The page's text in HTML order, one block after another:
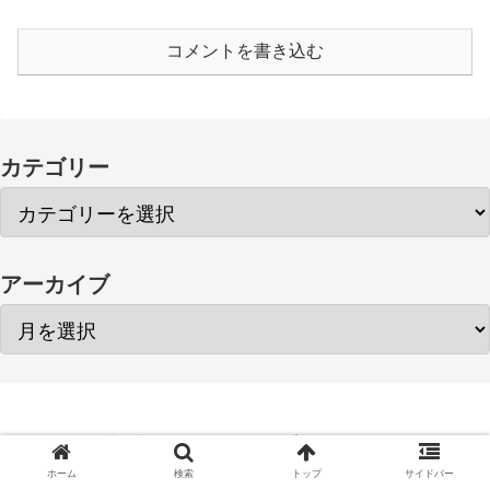
コメントを書き込む
カテゴリー
アーカイブ
お問い合わせ
プライバシーポリシー
ホーム 検索 トップ サイドバー